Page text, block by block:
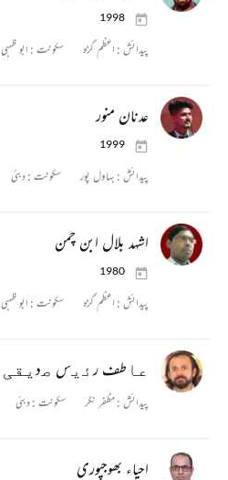
1998
پیدائش : اعظم گڑہ سکونت : ابو ظہبی
عدنان منور
1999
پیدائش : بہاول پور سکونت :دبئی
اشہد بلال ابن چمن
1980
پیدائش : اعظم گڑہ سکونت : ابو ظہبی
ﻋﺎطف رﺋﯾس ﺻدﯾﻘﯽ
پیدائش :مظفر نگر سکونت :دبئی
احیاء بھوجپوری